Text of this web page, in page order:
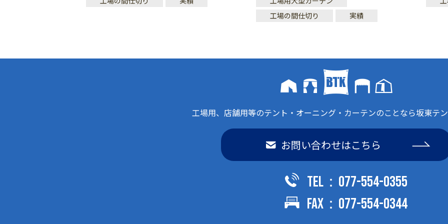
工場の間仕切り
実績
工場用、店舗用等のテント・オーニング・カーテンのことなら坂東テ
お問い合わせはこちら
TEL：077-554-0355
FAX：077-554-0344